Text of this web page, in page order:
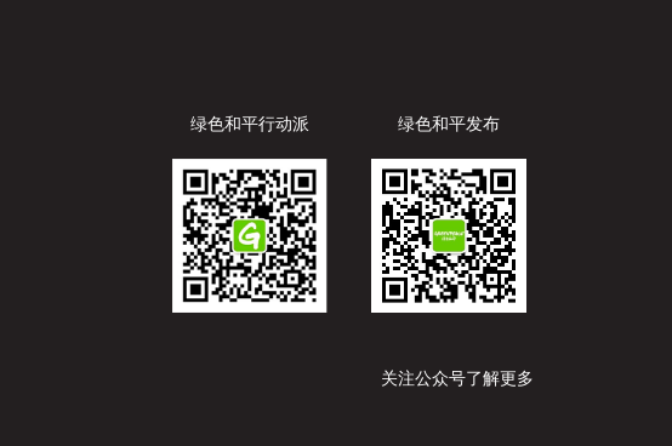
绿色和平行动派 绿色和平发布
关注公众号了解更多